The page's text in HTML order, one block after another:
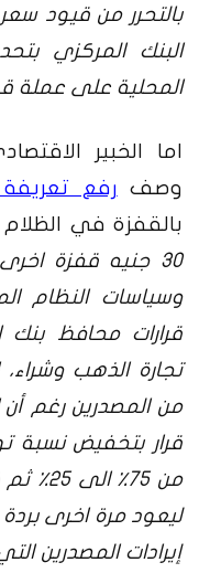
البنك المركزي
المحلية على عملة
اما الخبير
وصف رفع تعريفة الجنيه
بالقفزة في الظلام
30 جنيه قفزة اخرى في الظلام
وسياسات النظام
قرارات محافظ بنك
تجارة الذهب وشراء،
من المصدرين رغم
قرار بتخفيض نسبة